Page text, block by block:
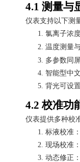
4.1 测量与
仪表支持以下测
1. 氯离子浓
2. 温度测量
3. 多参数同
4. 智能型中
5. 背光可设
4.2校准功
仪表提供多种校
1. 标液校准
2. 现场校准
3. 动态修正